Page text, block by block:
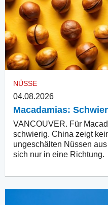
NÜSSE
04.08.2026
Macadamias:
VANCOUVER. Für
schwierig. China zeigt
ungeschälten Nüssen
sich nur in eine Richtung.